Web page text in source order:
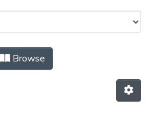
конференцій,
Browse